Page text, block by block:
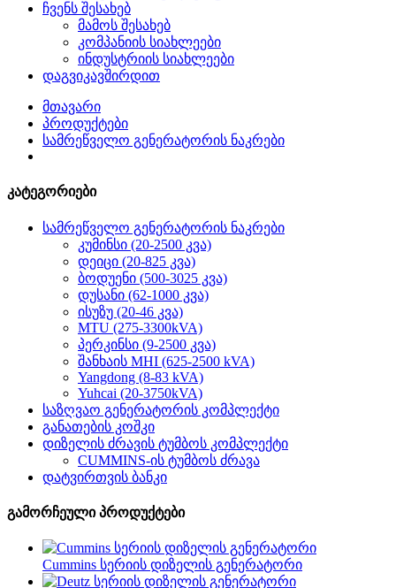
ჩვენს შესახებ
მამოს შესახებ
კომპანიის სიახლეები
ინდუსტრიის სიახლეები
დაგვიკავშირდით
მთავარი
პროდუქტები
სამრეწველო გენერატორის ნაკრები
კატეგორიები
სამრეწველო გენერატორის ნაკრები
კუმინსი (20-2500 კვა)
დეიცი (20-825 კვა)
ბოდუენი (500-3025 კვა)
დუსანი (62-1000 კვა)
ისუზუ (20-46 კვა)
MTU (275-3300kVA)
პერკინსი (9-2500 კვა)
შანხაის MHI (625-2500 kVA)
Yangdong (8-83 kVA)
Yuhcai (20-3750kVA)
საზღვაო გენერატორის კომპლექტი
განათების კოშკი
დიზელის ძრავის ტუმბოს კომპლექტი
CUMMINS-ის ტუმბოს ძრავა
დატვირთვის ბანკი
გამორჩეული პროდუქტები
Cummins სერიის დიზელის გენერატორი